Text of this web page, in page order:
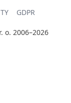
GDPR
o. 2006–2026